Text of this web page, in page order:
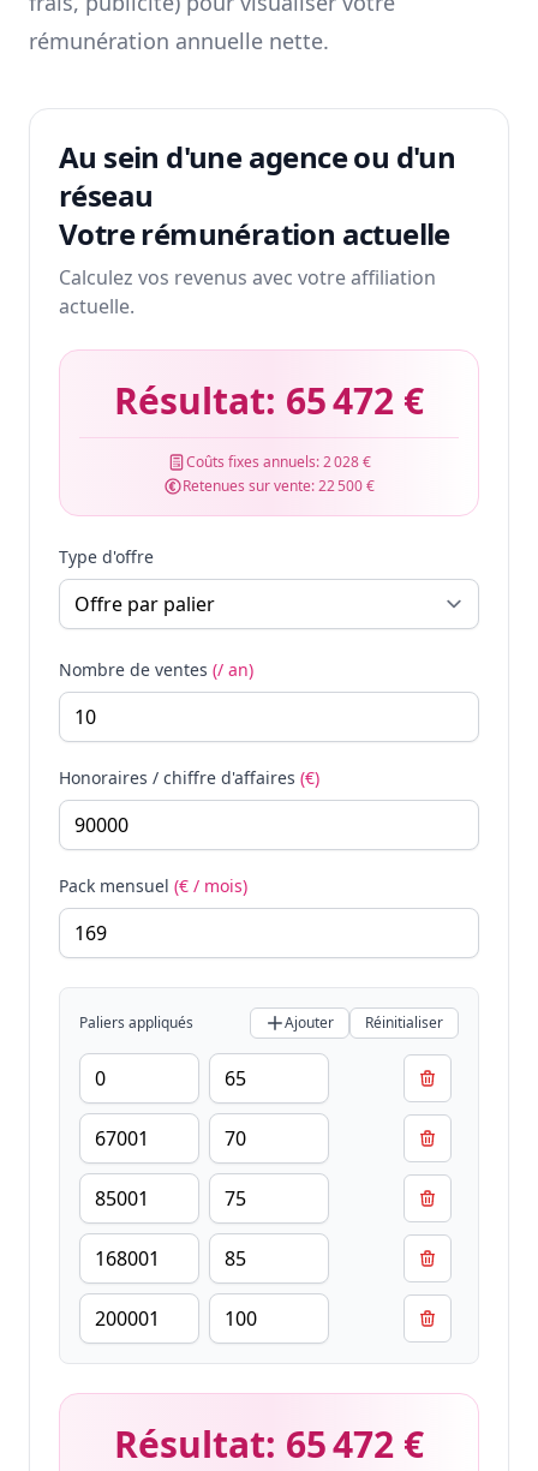
rémunération annuelle nette.
Au sein d'une agence ou d'un
réseau
Votre rémunération actuelle
Calculez vos revenus avec votre affiliation
actuelle.
Résultat: 65 472 €
Coûts fixes annuels:2 028 €
Retenues sur vente:22 500 €
Type d'offre
Nombre de ventes (/ an)
Honoraires / chiffre d'affaires (€)
Pack mensuel (€ / mois)
Paliers appliqués Ajouter Réinitialiser
Résultat: 65 472 €